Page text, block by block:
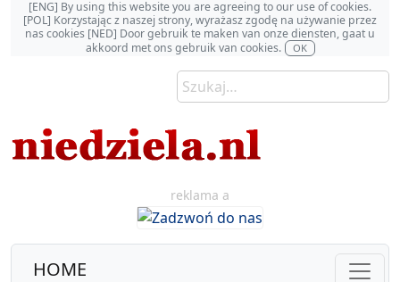
[ENG] By using this website you are agreeing to our use of cookies.
[POL] Korzystając z naszej strony, wyrażasz zgodę na używanie przez
nas cookies [NED] Door gebruik te maken van onze diensten, gaat u
akkoord met ons gebruik van cookies.
OK
reklama a
HOME